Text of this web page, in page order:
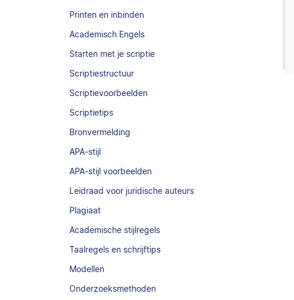
Printen en inbinden
Academisch Engels
Starten met je scriptie
Scriptiestructuur
Scriptievoorbeelden
Scriptietips
Bronvermelding
APA-stijl
APA-stijl voorbeelden
Leidraad voor juridische auteurs
Plagiaat
Academische stijlregels
Taalregels en schrijftips
Modellen
Onderzoeksmethoden